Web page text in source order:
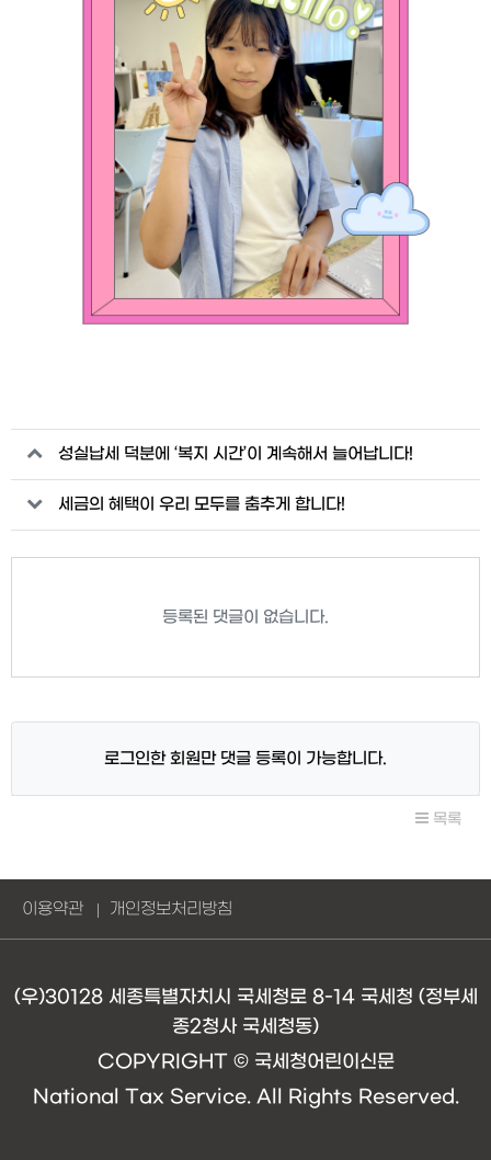
관련자료
성실납세 덕분에 ‘복지 시간’이 계속해서 늘어납니다!
세금의 혜택이 우리 모두를 춤추게 합니다!
등록된 댓글이 없습니다.
로그인한 회원만 댓글 등록이 가능합니다.
목록
이용약관 개인정보처리방침
(우)30128 세종특별자치시 국세청로 8-14 국세청 (정부세
종2청사 국세청동)
COPYRIGHT © 국세청어린이신문
National Tax Service. All Rights Reserved.